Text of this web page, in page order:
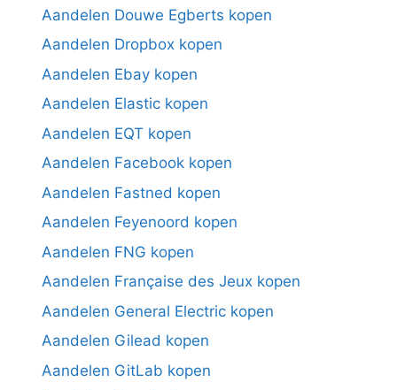
Aandelen Douwe Egberts kopen
Aandelen Dropbox kopen
Aandelen Ebay kopen
Aandelen Elastic kopen
Aandelen EQT kopen
Aandelen Facebook kopen
Aandelen Fastned kopen
Aandelen Feyenoord kopen
Aandelen FNG kopen
Aandelen Française des Jeux kopen
Aandelen General Electric kopen
Aandelen Gilead kopen
Aandelen GitLab kopen